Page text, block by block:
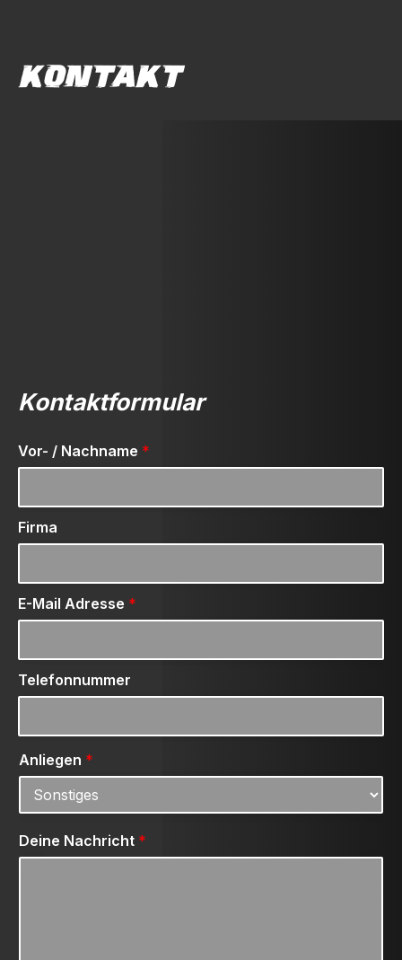
KONTAKT
Kontaktformular
Vor- / Nachname *
Firma
E-Mail Adresse *
Telefonnummer
Anliegen *
Deine Nachricht *